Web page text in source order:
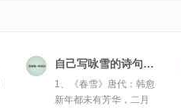
自己写咏雪的诗句（自创咏雪的诗句大全）
1、《春雪》唐代：韩愈
新年都未有芳华，二月